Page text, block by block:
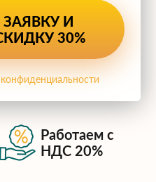
Работаем с
НДС 20%